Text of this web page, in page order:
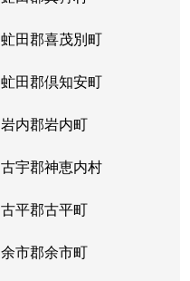
虻田郡喜茂別町
虻田郡倶知安町
岩内郡岩内町
古宇郡神恵内村
古平郡古平町
余市郡余市町